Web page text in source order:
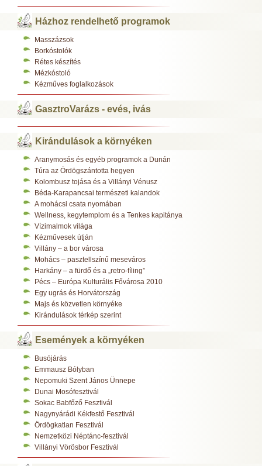
Házhoz rendelhető programok
Masszázsok
Borkóstolók
Rétes készítés
Mézkóstoló
Kézműves foglalkozások
GasztroVarázs - evés, ivás
Kirándulások a környéken
Aranymosás és egyéb programok a Dunán
Túra az Ördögszántotta hegyen
Kolombusz tojása és a Villányi Vénusz
Béda-Karapancsai természeti kalandok
A mohácsi csata nyomában
Wellness, kegytemplom és a Tenkes kapitánya
Vízimalmok világa
Kézművesek útján
Villány – a bor városa
Mohács – pasztellszínű meseváros
Harkány – a fürdő és a „retro-fíling”
Pécs – Európa Kulturális Fővárosa 2010
Egy ugrás és Horvátország
Majs és közvetlen környéke
Kirándulások térkép szerint
Események a környéken
Busójárás
Emmausz Bólyban
Nepomuki Szent János Ünnepe
Dunai Mosófesztivál
Sokac Babfőző Fesztivál
Nagynyárádi Kékfestő Fesztivál
Ördögkatlan Fesztivál
Nemzetközi Néptánc-fesztivál
Villányi Vörösbor Fesztivál